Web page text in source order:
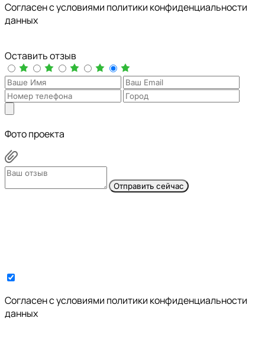
Cогласен с условиями политики конфиденциальности
данных
Оставить отзыв
Фото проекта
Отправить сейчас
Cогласен с условиями политики конфиденциальности
данных